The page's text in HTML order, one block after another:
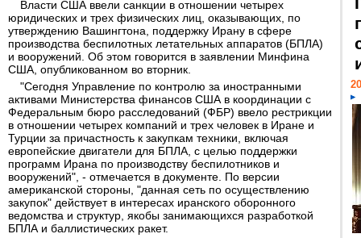
Власти США ввели санкции в отношении четырех
юридических и трех физических лиц, оказывающих, по
утверждению Вашингтона, поддержку Ирану в сфере
производства беспилотных летательных аппаратов (БПЛА)
и вооружений. Об этом говорится в заявлении Минфина
США, опубликованном во вторник.
"Сегодня Управление по контролю за иностранными
активами Министерства финансов США в координации с
Федеральным бюро расследований (ФБР) ввело рестрикции
в отношении четырех компаний и трех человек в Иране и
Турции за причастность к закупкам техники, включая
европейские двигатели для БПЛА, с целью поддержки
программ Ирана по производству беспилотников и
вооружений", - отмечается в документе. По версии
американской стороны, "данная сеть по осуществлению
закупок" действует в интересах иранского оборонного
ведомства и структур, якобы занимающихся разработкой
БПЛА и баллистических ракет.